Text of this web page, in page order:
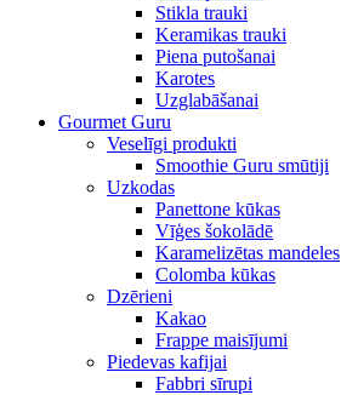
Stikla trauki
Keramikas trauki
Piena putošanai
Karotes
Uzglabāšanai
Gourmet Guru
Veselīgi produkti
Smoothie Guru smūtiji
Uzkodas
Panettone kūkas
Vīģes šokolādē
Karamelizētas mandeles
Colomba kūkas
Dzērieni
Kakao
Frappe maisījumi
Piedevas kafijai
Fabbri sīrupi